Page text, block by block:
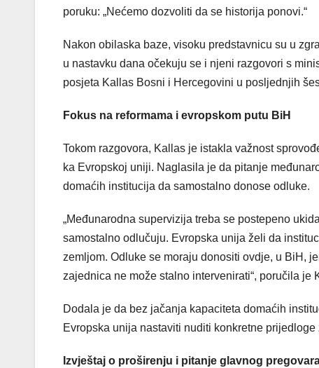
poruku: „Nećemo dozvoliti da se historija ponovi.“
Nakon obilaska baze, visoku predstavnicu su u
u nastavku dana očekuju se i njeni razgovori s
posjeta Kallas Bosni i Hercegovini u posljednjih
Fokus na reformama i evropskom putu BiH
Tokom razgovora, Kallas je istakla važnost
ka Evropskoj uniji. Naglasila je da pitanje
domaćih institucija da samostalno donose odluke.
„Međunarodna supervizija treba se postepeno
samostalno odlučuju. Evropska unija želi da
zemljom. Odluke se moraju donositi ovdje, u BiH,
zajednica ne može stalno intervenirati“, poručila je
Dodala je da bez jačanja kapaciteta domaćih
Evropska unija nastaviti nuditi konkretne
Izvještaj o proširenju i pitanje glavnog